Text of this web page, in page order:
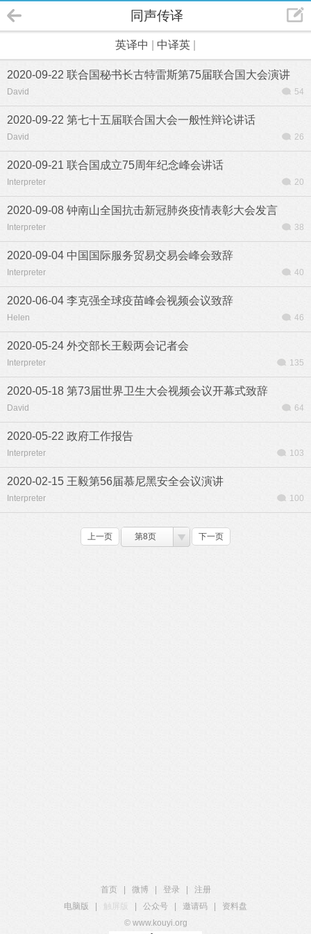
同声传译
英译中 中译英
2020-09-22 联合国秘书长古特雷斯第75届联合国大会演讲
David 54
2020-09-22 第七十五届联合国大会一般性辩论讲话
David 26
2020-09-21 联合国成立75周年纪念峰会讲话
Interpreter 20
2020-09-08 钟南山全国抗击新冠肺炎疫情表彰大会发言
Interpreter 38
2020-09-04 中国国际服务贸易交易会峰会致辞
Interpreter 40
2020-06-04 李克强全球疫苗峰会视频会议致辞
Helen 46
2020-05-24 外交部长王毅两会记者会
Interpreter 135
2020-05-18 第73届世界卫生大会视频会议开幕式致辞
David 64
2020-05-22 政府工作报告
Interpreter 103
2020-02-15 王毅第56届慕尼黑安全会议演讲
Interpreter 100
上一页 第8页 下一页
首页 微博 登录
注册
电脑版
触屏版 公众号 邀请码
资料盘
© www.kouyi.org